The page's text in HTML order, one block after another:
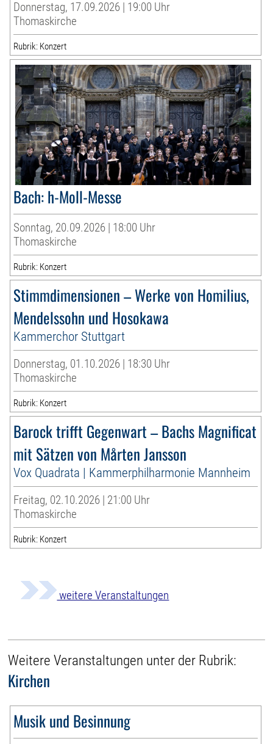
Donnerstag, 17.09.2026 | 19:00 Uhr
Thomaskirche
Rubrik: Konzert
Bach: h-Moll-Messe
Sonntag, 20.09.2026 | 18:00 Uhr
Thomaskirche
Rubrik: Konzert
Stimmdimensionen – Werke von Homilius,
Mendelssohn und Hosokawa
Kammerchor Stuttgart
Donnerstag, 01.10.2026 | 18:30 Uhr
Thomaskirche
Rubrik: Konzert
Barock trifft Gegenwart – Bachs Magnificat
mit Sätzen von Mårten Jansson
Vox Quadrata | Kammerphilharmonie Mannheim
Freitag, 02.10.2026 | 21:00 Uhr
Thomaskirche
Rubrik: Konzert
weitere Veranstaltungen
Weitere Veranstaltungen unter der Rubrik:
Kirchen
Musik und Besinnung